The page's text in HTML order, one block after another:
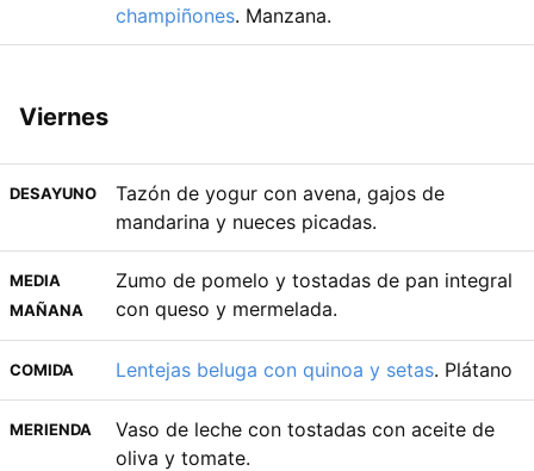
champiñones. Manzana.
Viernes
DESAYUNO
Tazón de yogur con avena, gajos de
mandarina y nueces picadas.
MEDIA
MAÑANA
Zumo de pomelo y tostadas de pan integral
con queso y mermelada.
COMIDA Lentejas beluga con quinoa y setas. Plátano
MERIENDA
Vaso de leche con tostadas con aceite de
oliva y tomate.